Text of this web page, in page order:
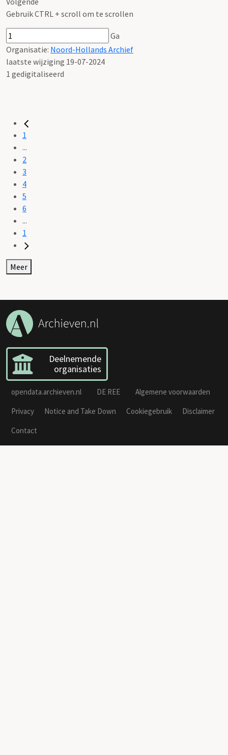
Gebruik CTRL + scroll om te scrollen
Ga
Organisatie: Noord-Hollands Archief
laatste wijziging 19-07-2024
1 gedigitaliseerd
1
...
2
3
4
5
6
...
1
Meer
Deelnemende
organisaties
opendata.archieven.nl DE REE
Algemene voorwaarden
Privacy
Notice and Take Down Cookiegebruik
Disclaimer
Contact